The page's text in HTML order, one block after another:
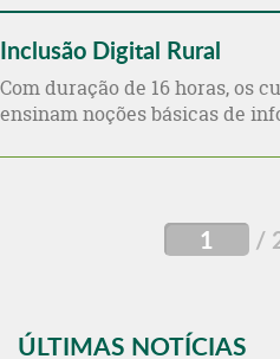
Inclusão Digital Rural
Com duração de 16 horas, os
ensinam noções básicas de
1 /
ÚLTIMAS NOTÍCIAS